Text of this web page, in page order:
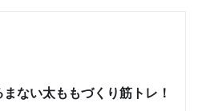
ない太ももづくり筋トレ！